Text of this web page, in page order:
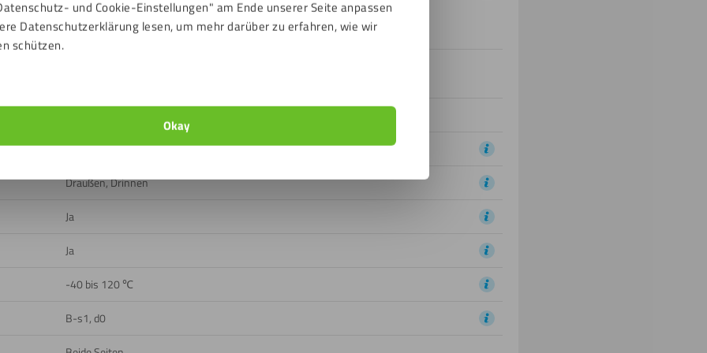
und Cookie-Einstellungen" am Ende unserer Seite anpassen
Datenschutzerklärung lesen, um mehr darüber zu erfahren, wie wir
schützen.
Okay
88 %
Draußen, Drinnen
Ja
Ja
-40 bis 120 ℃
B-s1, d0